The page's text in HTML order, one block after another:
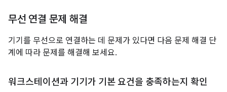
무선 연결 문제 해결
기기를 무선으로 연결하는 데 문제가 있다면 다음 문제 해결 단
계에 따라 문제를 해결해 보세요.
워크스테이션과 기기가 기본 요건을 충족하는지 확인